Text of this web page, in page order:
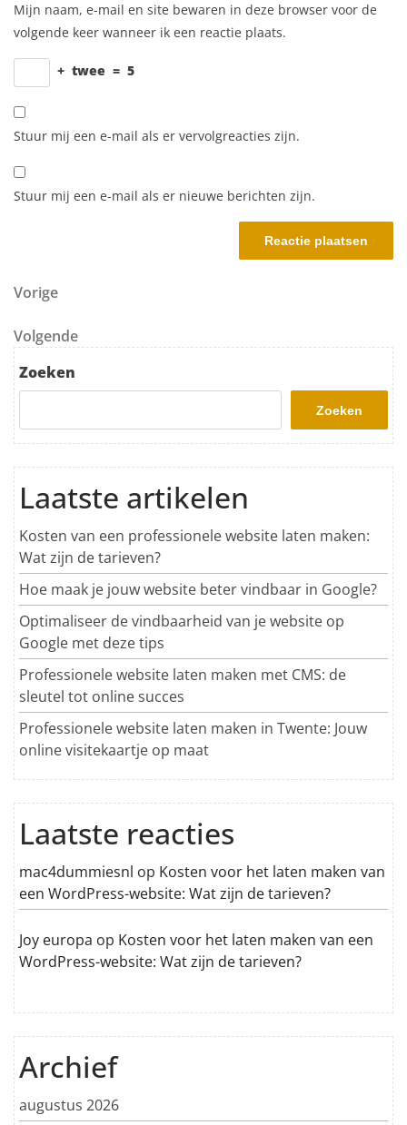
Mijn naam, e-mail en site bewaren in deze browser voor de
volgende keer wanneer ik een reactie plaats.
+ twee = 5
Stuur mij een e-mail als er vervolgreacties zijn.
Stuur mij een e-mail als er nieuwe berichten zijn.
Berichtnavigatie
Vorig bericht
Vorige
Volgend bericht
Volgende
Zoeken
Zoeken
Laatste artikelen
Kosten van een professionele website laten maken:
Wat zijn de tarieven?
Hoe maak je jouw website beter vindbaar in Google?
Optimaliseer de vindbaarheid van je website op
Google met deze tips
Professionele website laten maken met CMS: de
sleutel tot online succes
Professionele website laten maken in Twente: Jouw
online visitekaartje op maat
Laatste reacties
mac4dummiesnl op Kosten voor het laten maken van
een WordPress-website: Wat zijn de tarieven?
Joy europa op Kosten voor het laten maken van een
WordPress-website: Wat zijn de tarieven?
Archief
augustus 2026